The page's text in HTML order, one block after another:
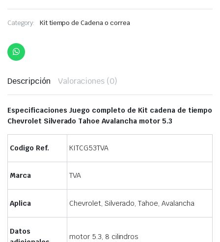
Category: Kit tiempo de Cadena o correa
Descripción Valoraciones (0)
Especificaciones Juego completo de Kit cadena de tiempo
Chevrolet Silverado Tahoe Avalancha motor 5.3
Codigo Ref. KITCG53TVA
Marca TVA
Aplica Chevrolet, Silverado, Tahoe, Avalancha
Datos
motor 5.3, 8 cilindros